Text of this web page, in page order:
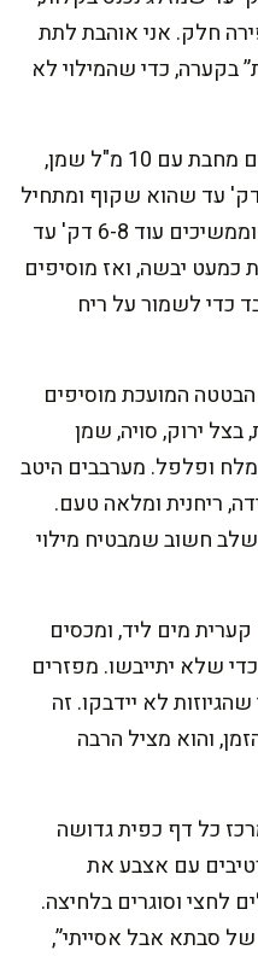
חלק. אני אוהבת לתת
בקערה, כדי שהמילוי לא
מטגנים את הירקות: מחממים מחבת עם 10 מ"ל שמן,
בצל ומטגנים 6-7 דק' עד שהוא שקוף ומתחיל
להשחים. מוסיפים פטריות וממשיכים עוד 6-8 דק' עד
כמעט יבשה, ואז מוסיפים
כדי לשמור על ריח
המועכת מוסיפים
ירוק, סויה, שמן
ופלפל. מערבבים היטב
ריחנית ומלאה טעם.
שלב חשוב שמבטיח מילוי
מים ליד, ומכסים
שלא יתייבשו. מפזרים
לא יידבקו. זה
והוא מציל הרבה
כל דף כפית גדושה
18 גרם). מרטיבים עם אצבע את
לחצי וסוגרים בלחיצה.
סבתא אבל אסייתי”,